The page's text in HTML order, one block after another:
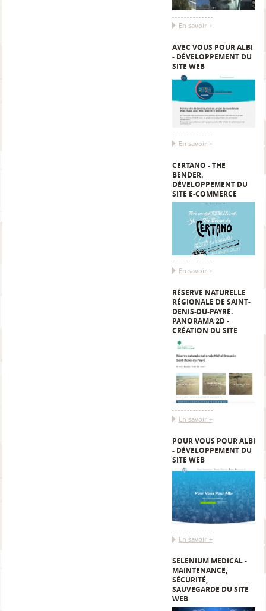
En savoir +
AVEC VOUS POUR ALBI
- DÉVELOPPEMENT DU
SITE WEB
En savoir +
CERTANO - THE
BENDER.
DÉVELOPPEMENT DU
SITE E-COMMERCE
En savoir +
RÉSERVE NATURELLE
RÉGIONALE DE SAINT-
DENIS-DU-PAYRÉ.
PANORAMA 2D -
CRÉATION DU SITE
En savoir +
POUR VOUS POUR ALBI
- DÉVELOPPEMENT DU
SITE WEB
En savoir +
SELENIUM MEDICAL -
MAINTENANCE,
SÉCURITÉ,
SAUVEGARDE DU SITE
WEB